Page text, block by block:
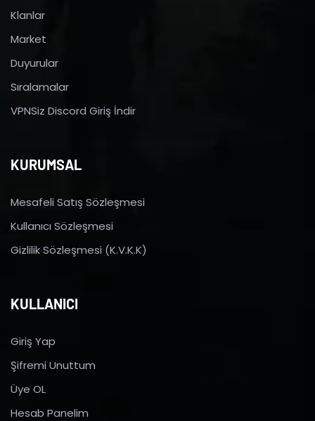
Klanlar
Market
Duyurular
Sıralamalar
VPNSiz Discord Giriş İndir
KURUMSAL
Mesafeli Satış Sözleşmesi
Kullanıcı Sözleşmesi
Gizlilik Sözleşmesi (K.V.K.K)
KULLANICI
Giriş Yap
Şifremi Unuttum
Üye OL
Hesab Panelim